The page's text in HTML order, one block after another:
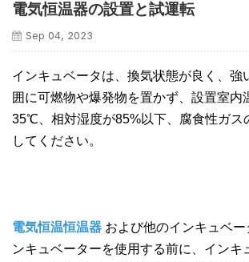
電気恒温器の設置と試運転
Sep 04, 2023
インキュベータは、換気状態が良く、強
囲に可燃物や爆発物を置かず、設置室内
35℃、相対湿度が85%以下、腐食性ガス
してください。
電気恒温恒温器 および他のインキュベー
ンキュベーターを使用する前に、インキ